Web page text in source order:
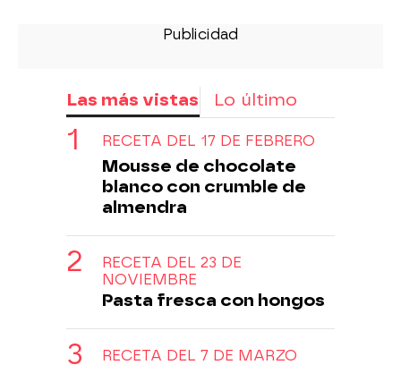
Las más vistas Lo último
RECETA DEL 17 DE FEBRERO
Mousse de chocolate
blanco con crumble de
almendra
RECETA DEL 23 DE
NOVIEMBRE
Pasta fresca con hongos
RECETA DEL 7 DE MARZO